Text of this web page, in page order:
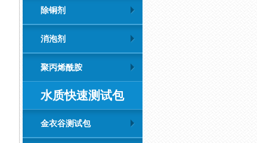
除铜剂
消泡剂
聚丙烯酰胺
水质快速测试包
金衣谷测试包